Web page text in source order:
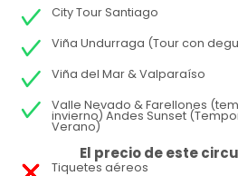
City Tour Santiago
Viña Undurraga (Tour con
Viña del Mar & Valparaíso
Valle Nevado & Farellones
invierno) Andes Sunset
Verano)
El precio de este
Tiquetes aéreos